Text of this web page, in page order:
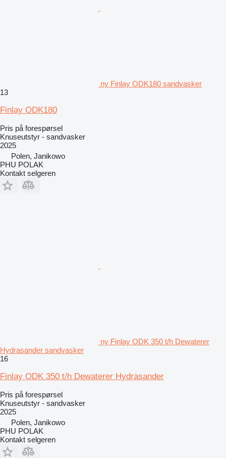
ny Finlay ODK180 sandvasker
13
Finlay ODK180
Pris på forespørsel
Knuseutstyr - sandvasker
2025
Polen, Janikowo
PHU POLAK
Kontakt selgeren
ny Finlay ODK 350 t/h Dewaterer
Hydrasander sandvasker
16
Finlay ODK 350 t/h Dewaterer Hydrasander
Pris på forespørsel
Knuseutstyr - sandvasker
2025
Polen, Janikowo
PHU POLAK
Kontakt selgeren